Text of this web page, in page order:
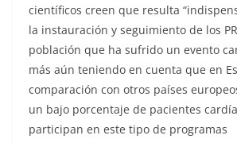
científicos creen que resulta
la instauración y seguimiento de los
población que ha sufrido un evento
más aún teniendo en cuenta que en
comparación con otros países
un bajo porcentaje de pacientes
participan en este tipo de programas